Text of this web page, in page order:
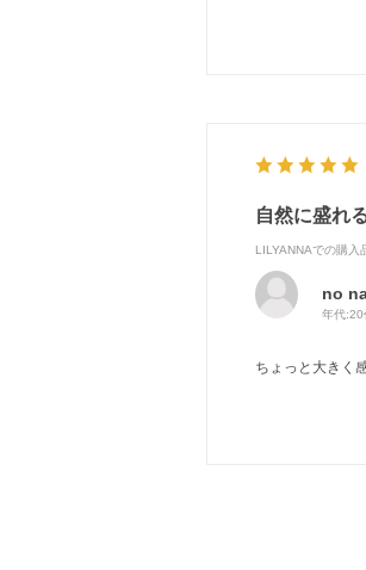
自然に盛れ
LILYANNAでの購入
no
年代:20
ちょっと大きく